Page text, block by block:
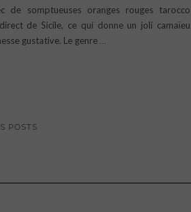
de somptueuses oranges rouges tarocco
de Sicile, ce qui donne un joli camaïeu
gustative. Le genre
POSTS